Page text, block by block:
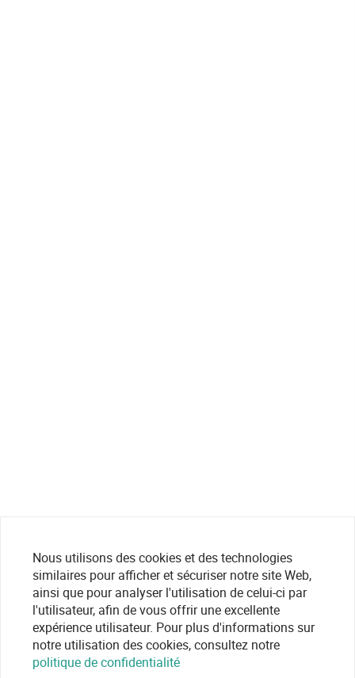
Nous utilisons des cookies et des technologies
similaires pour afficher et sécuriser notre site Web,
ainsi que pour analyser l'utilisation de celui-ci par
l'utilisateur, afin de vous offrir une excellente
expérience utilisateur. Pour plus d'informations sur
notre utilisation des cookies, consultez notre
politique de confidentialité